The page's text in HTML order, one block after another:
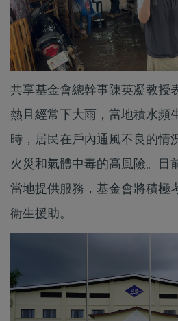
共享基金會總幹事陳英凝教授
熱且經常下大雨，當地積水頻
時，居民在戶內通風不良的情
火災和氣體中毒的高風險。目
當地提供服務，基金會將積極
衞生援助。